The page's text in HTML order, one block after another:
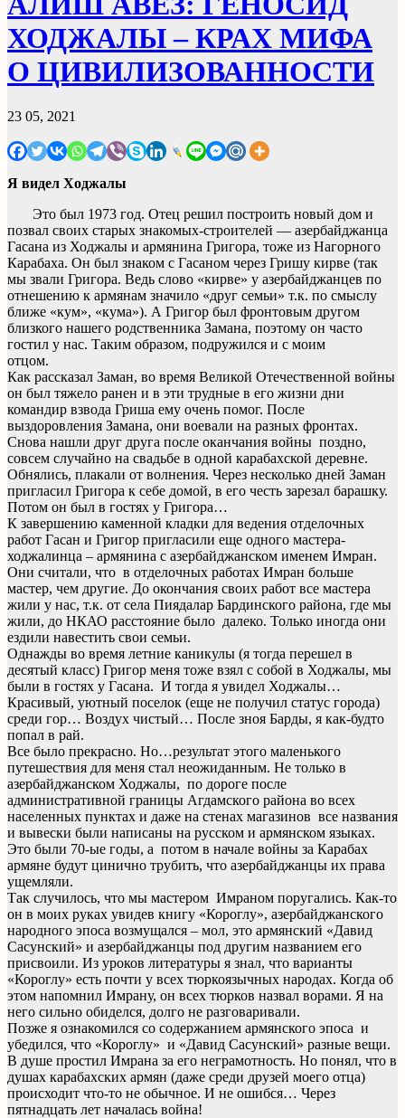
ХОДЖАЛЫ – КРАХ МИФА
О ЦИВИЛИЗОВАННОСТИ
23 05, 2021
Я видел Ходжалы
Это был 1973 год. Отец решил построить новый дом и
позвал своих старых знакомых-строителей — азербайджанца
Гасана из Ходжалы и армянина Григора, тоже из Нагорного
Карабаха. Он был знаком с Гасаном через Гришу кирве (так
мы звали Григора. Ведь слово «кирве» у азербайджанцев по
отнешению к армянам значило «друг семьи» т.к. по смыслу
ближе «кум», «кума»). А Григор был фронтовым другом
близкого нашего родственника Замана, поэтому он часто
гостил у нас. Таким образом, подружился и с моим
отцом.
Как рассказал Заман, во время Великой Отечественной войны
он был тяжело ранен и в эти трудные в его жизни дни
командир взвода Гриша ему очень помог. После
выздоровления Замана, они воевали на разных фронтах.
Снова нашли друг друга после оканчания войны поздно,
совсем случайно на свадьбе в одной карабахской деревне.
Обнялись, плакали от волнения. Через несколько дней Заман
пригласил Григора к себе домой, в его честь зарезал барашку.
Потом он был в гостях у Григора…
К завершению каменной кладки для ведения отделочных
работ Гасан и Григор пригласили еще одного мастера-
ходжалинца – армянина с азербайджанском именем Имран.
Они считали, что в отделочных работах Имран больше
мастер, чем другие. До окончания своих работ все мастера
жили у нас, т.к. от села Пиядалар Бардинского района, где мы
жили, до НКАО расстояние было далеко. Только иногда они
ездили навестить свои семьи.
Однажды во время летние каникулы (я тогда перешел в
десятый класс) Григор меня тоже взял с собой в Ходжалы, мы
были в гостях у Гасана. И тогда я увидел Ходжалы…
Красивый, уютный поселок (еще не получил статус города)
среди гор… Воздух чистый… После зноя Барды, я как-будто
попал в рай.
Все было прекрасно. Но…результат этого маленького
путешествия для меня стал неожиданным. Не только в
азербайджанском Ходжалы, по дороге после
административной границы Агдамского района во всех
населенных пунктах и даже на стенах магазинов все названия
и вывески были написаны на русском и армянском языках.
Это были 70-ые годы, а потом в начале войны за Карабах
армяне будут цинично трубить, что азербайджанцы их права
ущемляли.
Так случилось, что мы мастером Имраном поругались. Как-то
он в моих руках увидев книгу «Короглу», азербайджанского
народного эпоса возмущался – мол, это армянский «Давид
Сасунский» и азербайджанцы под другим названием его
присвоили. Из уроков литературы я знал, что варианты
«Короглу» есть почти у всех тюркоязычных народах. Когда об
этом напомнил Имрану, он всех тюрков назвал ворами. Я на
него сильно обиделся, долго не разговаривали.
Позже я ознакомился со содержанием армянского эпоса и
убедился, что «Короглу» и «Давид Сасунский» разные вещи.
В душе простил Имрана за его неграмотность. Но понял, что в
душах карабахских армян (даже среди друзей моего отца)
происходит что-то не обычное. И не ошибся… Через
пятнадцать лет началась война!